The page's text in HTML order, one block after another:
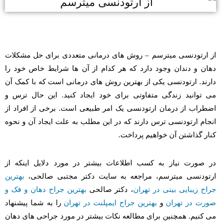
از ارتودنسی میترسم – روش های درمانی متعددی برای حل مشکلات
دهان و دندان وجود دارد که هر کدام از آن ها شرایط خاص خود را
دارند. ارتودنسی یکی از بهترین روش های درمانی است که با کمک آن
می توانید زندگی متفاوتی برای خود ایجاد کنید. این حال ترس و
اضطراب از درمان ارتودنسی یک امر طبیعی است. برخی از افراد از
انجام ارتودنسی ترس دارند که در این مطلب به علت ایجاد آن و نحوه
کنار گذاشتن آن خواهیم پرداخت.
در صورت نیاز به کسب اطلاعات بیشتر در مورد دلایل اینکه از
ارتودنسی میترسم، مراجعه به سایت دکتر مجتبی صالحی، بهترین
جراح زیبایی بینی در تهران، دکتر صالحی بهترین جراح دهان و فک و
صورت در تهران و بهترین جراح ایمپلنت در تهران را به شما پیشنهاد
می کنیم. همچنین برای مطالعه نکات بیشتر در مورد جراحی های دهان